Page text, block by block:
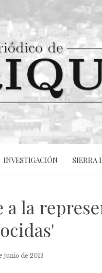
INVESTIGACIÓN SIERRA
la
junio de 2013